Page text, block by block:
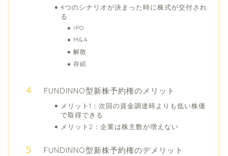
4つのシナリオが決まった時に株式が交付され
る
IPO
M&A
解散
存続
FUNDINNO型新株予約権のメリット
メリット1：次回の資金調達時よりも低い株価
で取得できる
メリット2：企業は株主数が増えない
FUNDINNO型新株予約権のデメリット